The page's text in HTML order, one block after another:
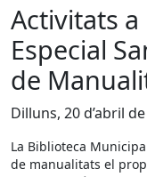
Activitats
Especial
de
Dilluns, 20 d’abril
La Biblioteca
de manualitats el